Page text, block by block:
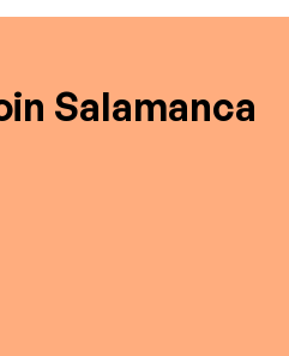
Salamanca